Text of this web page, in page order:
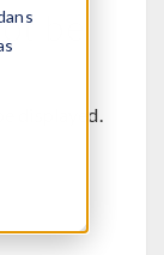
be
displayed.